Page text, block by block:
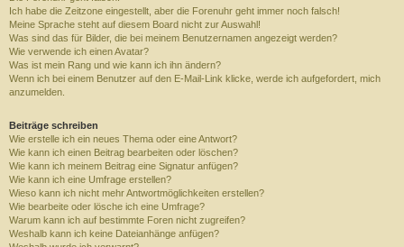
Ich habe die Zeitzone eingestellt, aber die Forenuhr geht immer noch falsch!
Meine Sprache steht auf diesem Board nicht zur Auswahl!
Was sind das für Bilder, die bei meinem Benutzernamen angezeigt werden?
Wie verwende ich einen Avatar?
Was ist mein Rang und wie kann ich ihn ändern?
Wenn ich bei einem Benutzer auf den E-Mail-Link klicke, werde ich aufgefordert, mich
anzumelden.
Beiträge schreiben
Wie erstelle ich ein neues Thema oder eine Antwort?
Wie kann ich einen Beitrag bearbeiten oder löschen?
Wie kann ich meinem Beitrag eine Signatur anfügen?
Wie kann ich eine Umfrage erstellen?
Wieso kann ich nicht mehr Antwortmöglichkeiten erstellen?
Wie bearbeite oder lösche ich eine Umfrage?
Warum kann ich auf bestimmte Foren nicht zugreifen?
Weshalb kann ich keine Dateianhänge anfügen?